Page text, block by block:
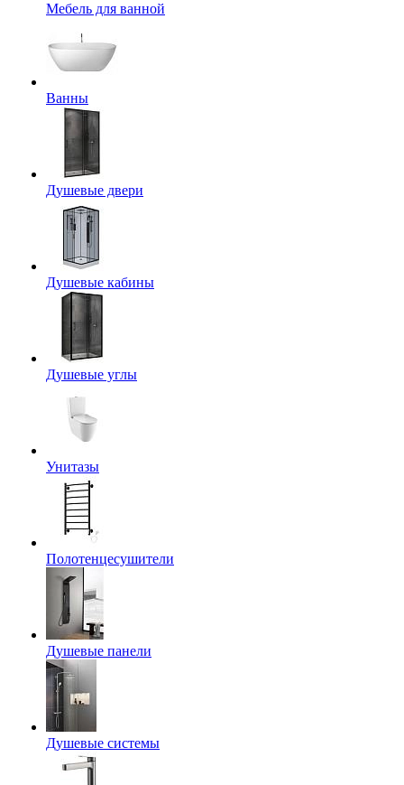
Мебель для ванной
Ванны
Душевые двери
Душевые кабины
Душевые углы
Унитазы
Полотенцесушители
Душевые панели
Душевые системы